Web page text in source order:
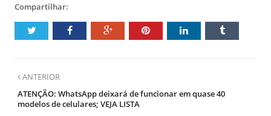
Compartilhar:
ANTERIOR
ATENÇÃO: WhatsApp deixará de funcionar em quase 40
modelos de celulares; VEJA LISTA